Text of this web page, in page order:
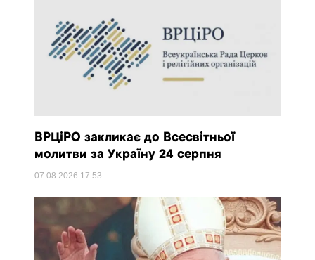
ВРЦіРО закликає до Всесвітньої
молитви за Україну 24 серпня
07.08.2026 17:53